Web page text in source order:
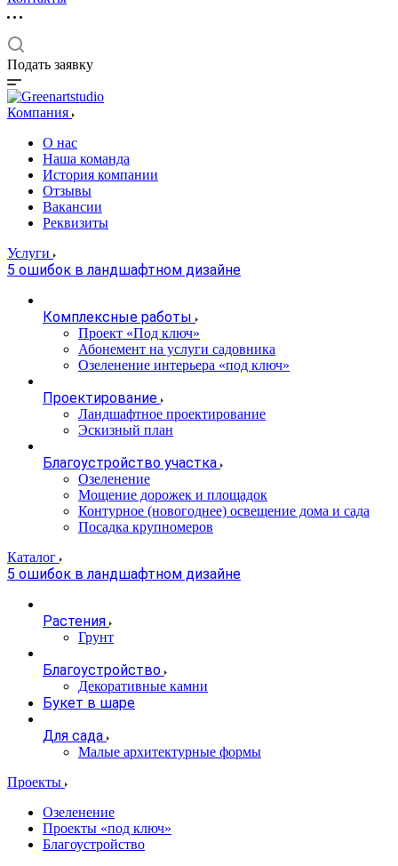
Подать заявку
Компания
О нас
Наша команда
История компании
Отзывы
Вакансии
Реквизиты
Услуги
5 ошибок в ландшафтном дизайне
Комплексные работы
Проект «Под ключ»
Абонемент на услуги садовника
Озеленение интерьера «под ключ»
Проектирование
Ландшафтное проектирование
Эскизный план
Благоустройство участка
Озеленение
Мощение дорожек и площадок
Контурное (новогоднее) освещение дома и сада
Посадка крупномеров
Каталог
5 ошибок в ландшафтном дизайне
Растения
Грунт
Благоустройство
Декоративные камни
Букет в шаре
Для сада
Малые архитектурные формы
Проекты
Озеленение
Проекты «под ключ»
Благоустройство